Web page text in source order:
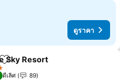
ดูราคา
เพิ่มในรายการโปรด
Sky Resort
ดีเลิศ
89